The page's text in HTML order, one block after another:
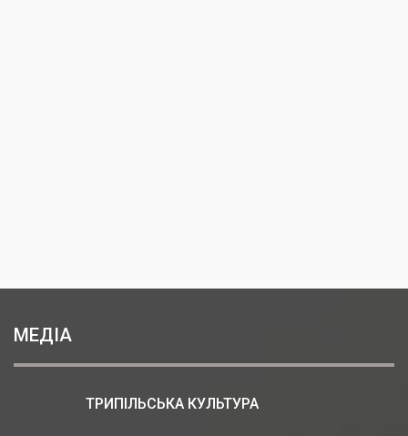
МЕДІА
ТРИПІЛЬСЬКА КУЛЬТУРА